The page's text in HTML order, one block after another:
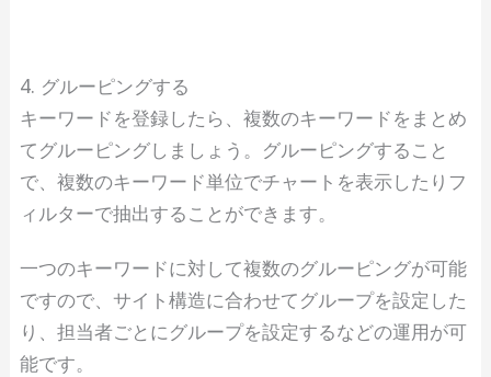
4. グルーピングする
キーワードを登録したら、複数のキーワードをまとめ
てグルーピングしましょう。グルーピングすること
で、複数のキーワード単位でチャートを表示したりフ
ィルターで抽出することができます。
一つのキーワードに対して複数のグルーピングが可能
ですので、サイト構造に合わせてグループを設定した
り、担当者ごとにグループを設定するなどの運用が可
能です。